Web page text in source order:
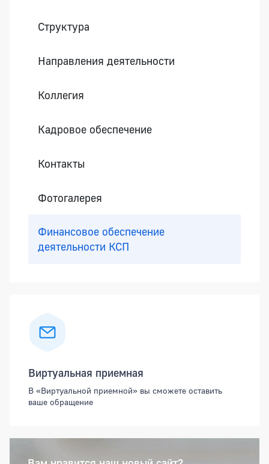
Структура
Направления деятельности
Коллегия
Кадровое обеспечение
Контакты
Фотогалерея
Финансовое обеспечение
деятельности КСП
Виртуальная приемная
В «Виртуальной приемной» вы сможете оставить
ваше обращение